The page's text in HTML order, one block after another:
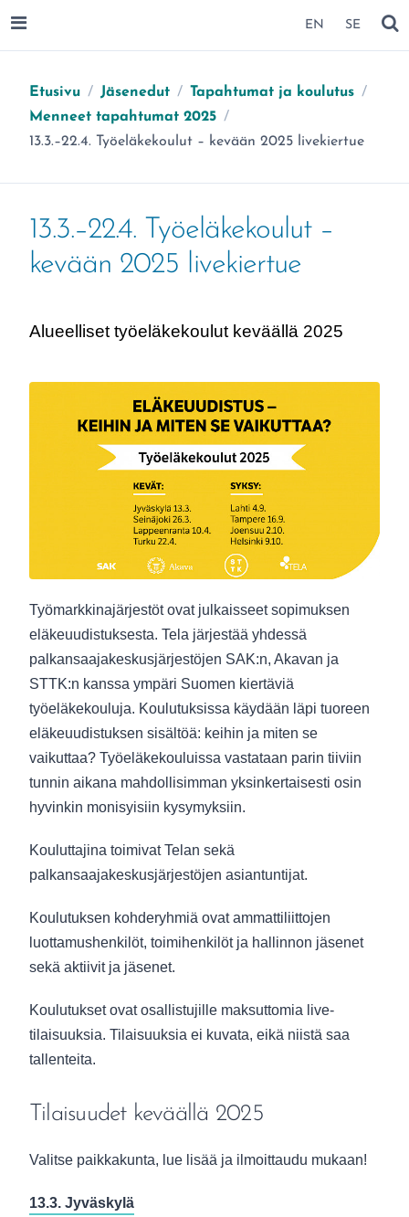
SIIRRY SIVUN SISÄLTÖÖN EN SE
Etusivu / Jäsenedut / Tapahtumat ja koulutus /
Menneet tapahtumat 2025 /
Olet täällä:
13.3.–22.4. Työeläkekoulut – kevään 2025 livekiertue
13.3.–22.4. Työeläkekoulut –
kevään 2025 livekiertue
Alueelliset työeläkekoulut keväällä 2025
Työmarkkinajärjestöt ovat julkaisseet sopimuksen
eläkeuudistuksesta. Tela järjestää yhdessä
palkansaajakeskusjärjestöjen SAK:n, Akavan ja
STTK:n kanssa ympäri Suomen kiertäviä
työeläkekouluja. Koulutuksissa käydään läpi tuoreen
eläkeuudistuksen sisältöä: keihin ja miten se
vaikuttaa? Työeläkekouluissa vastataan parin tiiviin
tunnin aikana mahdollisimman yksinkertaisesti osin
hyvinkin monisyisiin kysymyksiin.
Kouluttajina toimivat Telan sekä
palkansaajakeskusjärjestöjen asiantuntijat.
Koulutuksen kohderyhmiä ovat ammattiliittojen
luottamushenkilöt, toimihenkilöt ja hallinnon jäsenet
sekä aktiivit ja jäsenet.
Koulutukset ovat osallistujille maksuttomia live-
tilaisuuksia. Tilaisuuksia ei kuvata, eikä niistä saa
tallenteita.
Tilaisuudet keväällä 2025
Valitse paikkakunta, lue lisää ja ilmoittaudu mukaan!
13.3. Jyväskylä